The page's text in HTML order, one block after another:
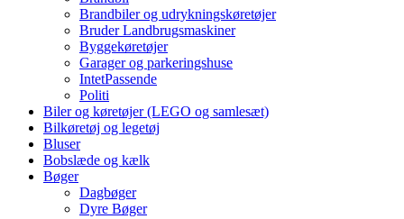
Brandbiler og udrykningskøretøjer
Bruder Landbrugsmaskiner
Byggekøretøjer
Garager og parkeringshuse
IntetPassende
Politi
Biler og køretøjer (LEGO og samlesæt)
Bilkøretøj og legetøj
Bluser
Bobslæde og kælk
Bøger
Dagbøger
Dyre Bøger